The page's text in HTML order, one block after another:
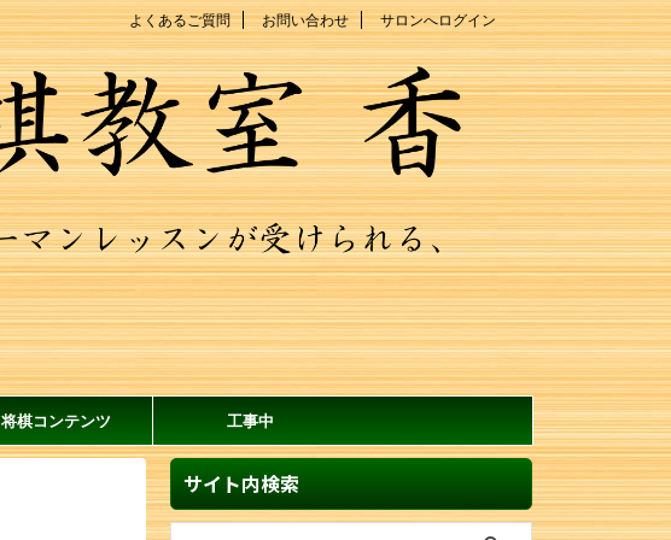
よくあるご質問 お問い合わせ サロンへログイン
将棋コンテンツ 工事中
サイト内検索